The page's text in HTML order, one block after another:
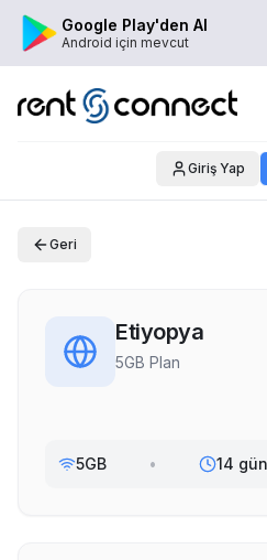
Google Play'den Al
Android için mevcut
Giriş Yap
Geri
Etiyopya
5GB Plan
5GB • 14 gün